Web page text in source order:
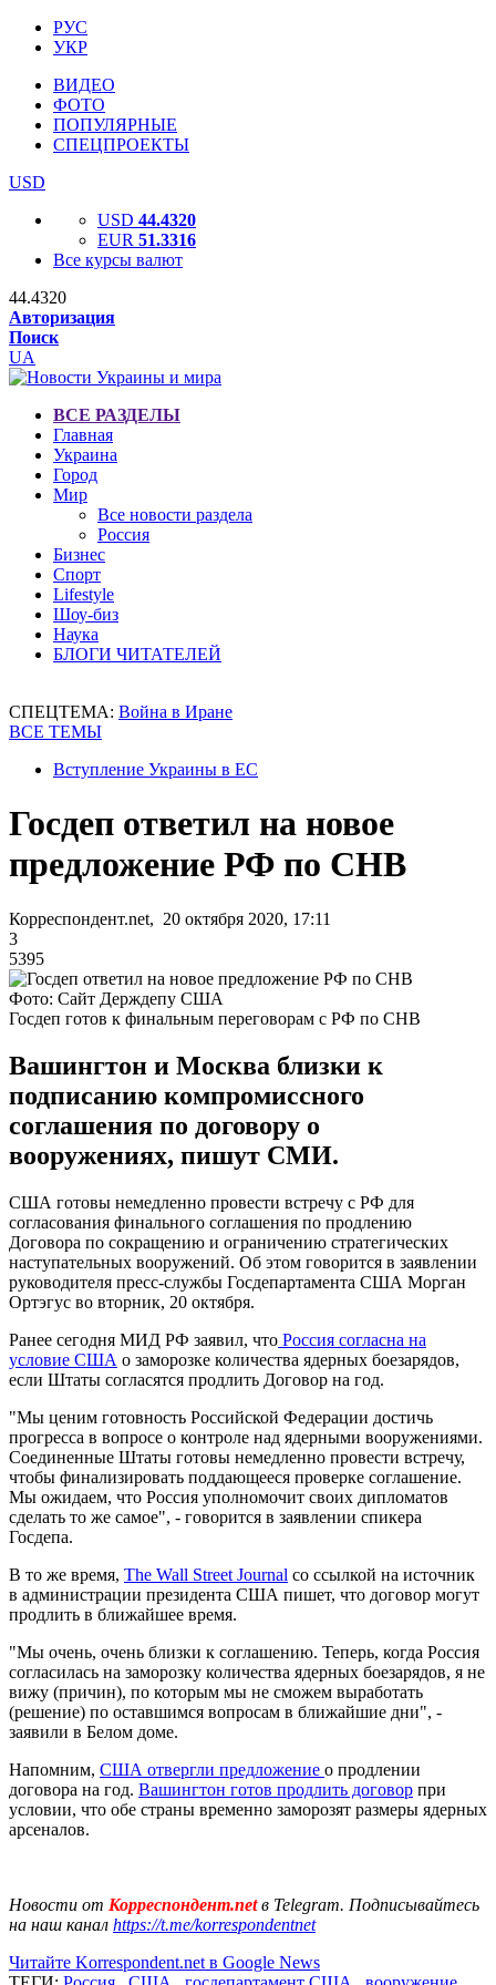
РУС
УКР
ВИДЕО
ФОТО
ПОПУЛЯРНЫЕ
СПЕЦПРОЕКТЫ
USD
USD 44.4320
EUR 51.3316
Все курсы валют
44.4320
Авторизация
Поиск
UA
ВСЕ РАЗДЕЛЫ
Главная
Украина
Город
Мир
Все новости раздела
Россия
Бизнес
Спорт
Lifestyle
Шоу-биз
Наука
БЛОГИ ЧИТАТЕЛЕЙ
СПЕЦТЕМА: Война в Иране
ВСЕ ТЕМЫ
Вступление Украины в ЕС
Госдеп ответил на новое
предложение РФ по СНВ
Корреспондент.net, 20 октября 2020, 17:11
3
5395
Фото: Сайт Держдепу США
Госдеп готов к финальным переговорам с РФ по СНВ
Вашингтон и Москва близки к
подписанию компромиссного
соглашения по договору о
вооружениях, пишут СМИ.
США готовы немедленно провести встречу с РФ для
согласования финального соглашения по продлению
Договора по сокращению и ограничению стратегических
наступательных вооружений. Об этом говорится в заявлении
руководителя пресс-службы Госдепартамента США Морган
Ортэгус во вторник, 20 октября.
Ранее сегодня МИД РФ заявил, что Россия согласна на
условие США о заморозке количества ядерных боезарядов,
если Штаты согласятся продлить Договор на год.
"Мы ценим готовность Российской Федерации достичь
прогресса в вопросе о контроле над ядерными вооружениями.
Соединенные Штаты готовы немедленно провести встречу,
чтобы финализировать поддающееся проверке соглашение.
Мы ожидаем, что Россия уполномочит своих дипломатов
сделать то же самое", - говорится в заявлении спикера
Госдепа.
В то же время, The Wall Street Journal со ссылкой на источник
в администрации президента США пишет, что договор могут
продлить в ближайшее время.
"Мы очень, очень близки к соглашению. Теперь, когда Россия
согласилась на заморозку количества ядерных боезарядов, я не
вижу (причин), по которым мы не сможем выработать
(решение) по оставшимся вопросам в ближайшие дни", -
заявили в Белом доме.
Напомним, США отвергли предложение о продлении
договора на год. Вашингтон готов продлить договор при
условии, что обе страны временно заморозят размеры ядерных
арсеналов.
Новости от Корреспондент.netв Telegram. Подписывайтесь
на наш канал https://t.me/korrespondentnet
Читайте Korrespondent.net в Google News